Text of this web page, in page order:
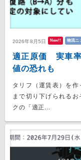
2026年8月5日 New!! 物流ニ
適正原価 実車率
値の恐れも
タリフ（運賃表）を
まで切り下げられる
クの「適正...